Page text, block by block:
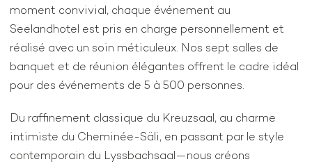
moment convivial, chaque événement au
Seelandhotel est pris en charge personnellement et
réalisé avec un soin méticuleux. Nos sept salles de
banquet et de réunion élégantes offrent le cadre idéal
pour des événements de 5 à 500 personnes.
Du raffinement classique du Kreuzsaal, au charme
intimiste du Cheminée-Säli, en passant par le style
contemporain du Lyssbachsaal—nous créons